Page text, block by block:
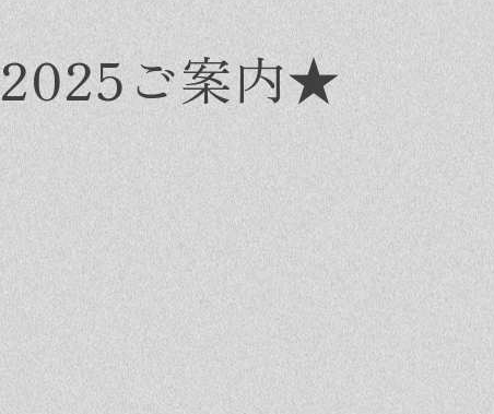
ご案内★
customer
実績
イル集
ントを探す
に相談会
ある質問
様の声
Topics
お知らせ
イベント
Company
会社概要
スタッフ紹介
採用情報
Contact
資料請求
お問い合わせ